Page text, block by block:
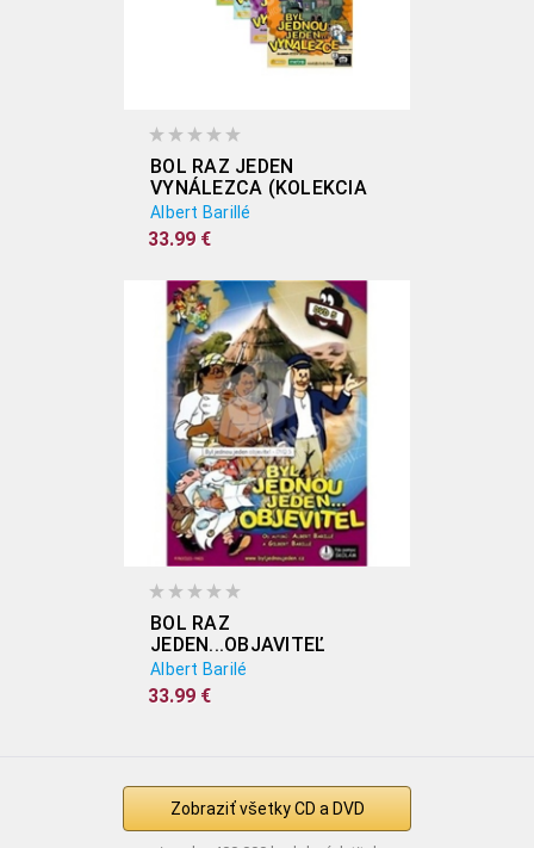
BOL RAZ JEDEN
VYNÁLEZCA (KOLEKCIA
6DVD)
Albert Barillé
33.99 €
BOL RAZ
JEDEN...OBJAVITEĽ
(KOLEKCIA 6DVD)
Albert Barilé
33.99 €
Zobraziť všetky CD a DVD